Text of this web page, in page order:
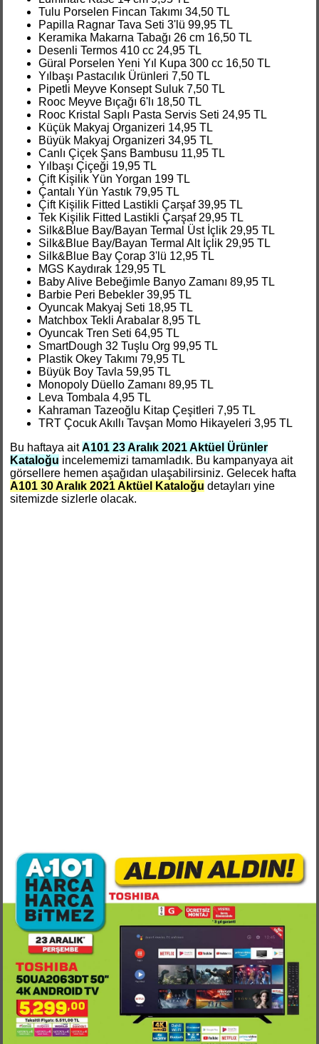
Tulu Porselen Fincan Takımı 34,50 TL
Papilla Ragnar Tava Seti 3'lü 99,95 TL
Keramika Makarna Tabağı 26 cm 16,50 TL
Desenli Termos 410 cc 24,95 TL
Güral Porselen Yeni Yıl Kupa 300 cc 16,50 TL
Yılbaşı Pastacılık Ürünleri 7,50 TL
Pipetli Meyve Konsept Suluk 7,50 TL
Rooc Meyve Bıçağı 6'lı 18,50 TL
Rooc Kristal Saplı Pasta Servis Seti 24,95 TL
Küçük Makyaj Organizeri 14,95 TL
Büyük Makyaj Organizeri 34,95 TL
Canlı Çiçek Şans Bambusu 11,95 TL
Yılbaşı Çiçeği 19,95 TL
Çift Kişilik Yün Yorgan 199 TL
Çantalı Yün Yastık 79,95 TL
Çift Kişilik Fitted Lastikli Çarşaf 39,95 TL
Tek Kişilik Fitted Lastikli Çarşaf 29,95 TL
Silk&Blue Bay/Bayan Termal Üst İçlik 29,95 TL
Silk&Blue Bay/Bayan Termal Alt İçlik 29,95 TL
Silk&Blue Bay Çorap 3'lü 12,95 TL
MGS Kaydırak 129,95 TL
Baby Alive Bebeğimle Banyo Zamanı 89,95 TL
Barbie Peri Bebekler 39,95 TL
Oyuncak Makyaj Seti 18,95 TL
Matchbox Tekli Arabalar 8,95 TL
Oyuncak Tren Seti 64,95 TL
SmartDough 32 Tuşlu Org 99,95 TL
Plastik Okey Takımı 79,95 TL
Büyük Boy Tavla 59,95 TL
Monopoly Düello Zamanı 89,95 TL
Leva Tombala 4,95 TL
Kahraman Tazeoğlu Kitap Çeşitleri 7,95 TL
TRT Çocuk Akıllı Tavşan Momo Hikayeleri 3,95 TL
Bu haftaya aitA101 23 Aralık 2021 Aktüel Ürünler
Kataloğu incelememizi tamamladık. Bu kampanyaya ait
görsellere hemen aşağıdan ulaşabilirsiniz. Gelecek hafta
A101 30 Aralık 2021 Aktüel Kataloğu detayları yine
sitemizde sizlerle olacak.